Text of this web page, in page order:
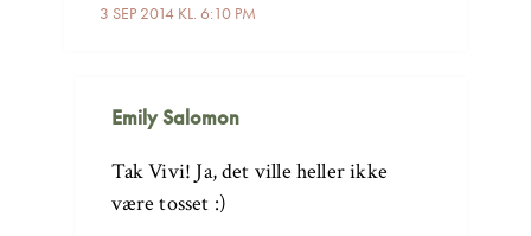
3 SEP 2014 KL. 6:10 PM
Emily Salomon
Tak Vivi! Ja, det ville heller ikke
være tosset :)